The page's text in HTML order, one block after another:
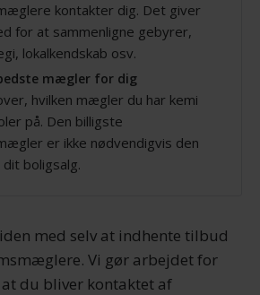
kontakter dig. Det giver
for at sammenligne gebyrer,
lokalkendskab osv.
mægler for dig
hvilken mægler du har kemi
på. Den billigste
er ikke nødvendigvis den
boligsalg.
med selv at indhente tilbud
Vi gør arbejdet for
du bliver kontaktet af